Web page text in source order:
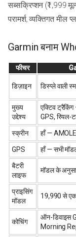
सब्सक्रिप्शन (₹1,999
परामर्श, व्यक्तिगत
Garmin बनाम
फीचर
डिज़ाइन डिस्प्ले वाली
मुख्य
उद्देश्य
एक्टिव
GPS, रियल-
स्क्रीन हाँ —
GPS हाँ — सभी
बैटरी
लाइफ
मॉडल के
प्राइसिंग
मॉडल
₹19,990 से
कोचिंग
ऑन-डिवाइस
Morning